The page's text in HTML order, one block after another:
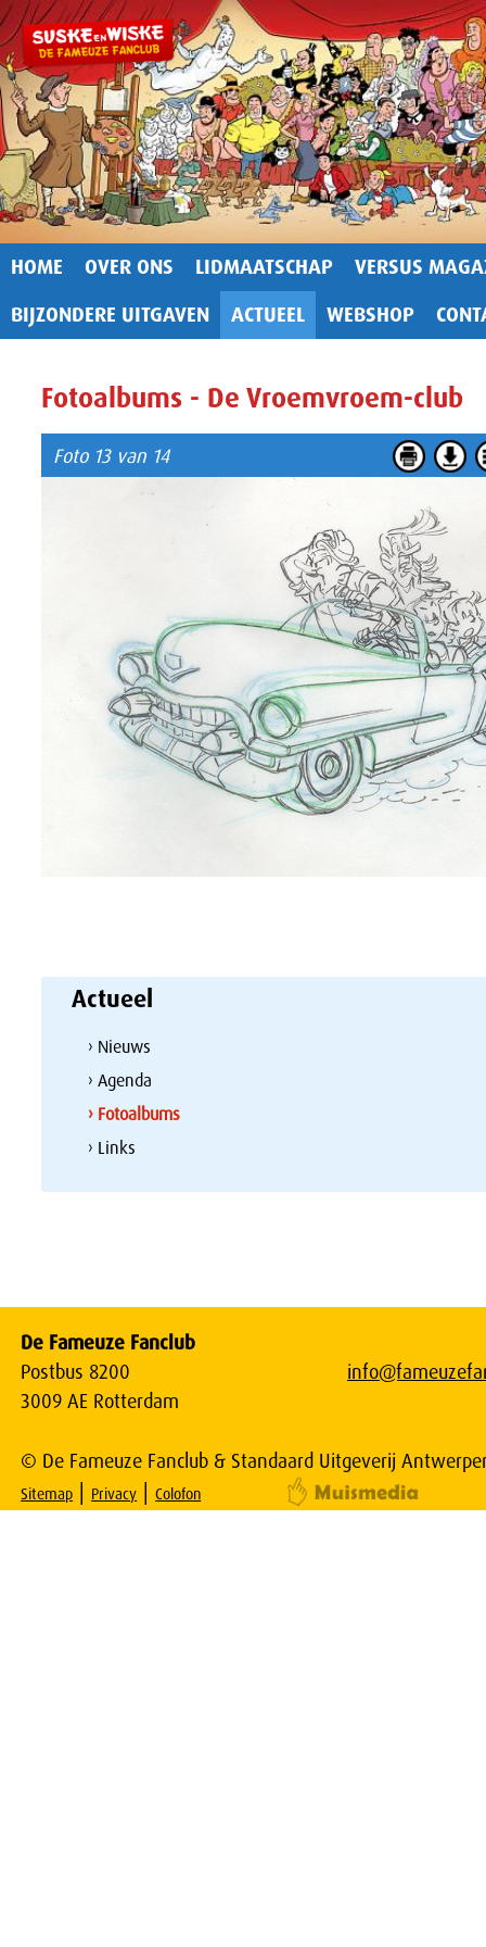
HOME OVER ONS LIDMAATSCHAP
VERSUS
BIJZONDERE UITGAVEN
ACTUEEL WEBSHOP
Fotoalbums - De Vroemvroem-club
Foto 13 van 14
Actueel
› Nieuws
› Agenda
› Fotoalbums
› Links
De Fameuze Fanclub
Postbus 8200
3009 AE Rotterdam
© De Fameuze Fanclub & Standaard Uitgeverij
Sitemap | Privacy |Colofon